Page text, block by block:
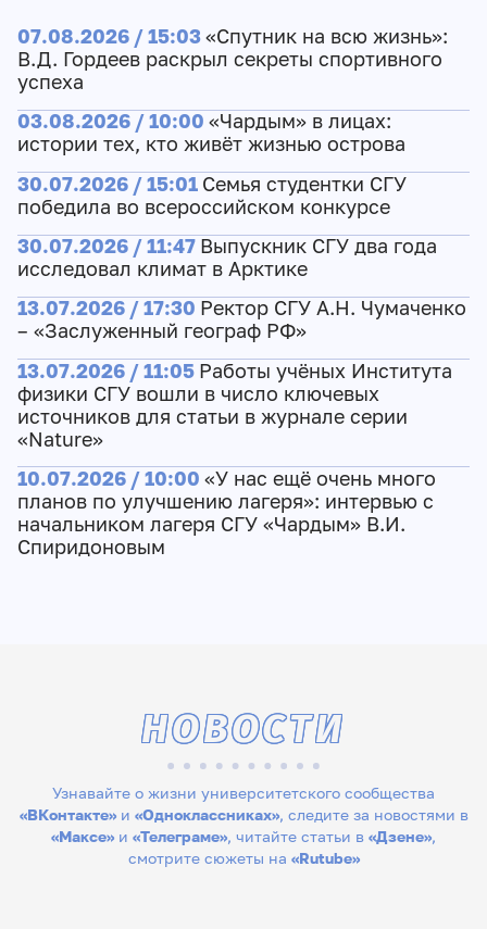
07.08.2026 / 15:03«Спутник на всю жизнь»:
В.Д. Гордеев раскрыл секреты спортивного
успеха
03.08.2026 / 10:00 «Чардым» в лицах:
истории тех, кто живёт жизнью острова
30.07.2026 / 15:01 Семья студентки СГУ
победила во всероссийском конкурсе
30.07.2026 / 11:47 Выпускник СГУ два года
исследовал климат в Арктике
13.07.2026 / 17:30 Ректор СГУ А.Н. Чумаченко
– «Заслуженный географ РФ»
13.07.2026 / 11:05 Работы учёных Института
физики СГУ вошли в число ключевых
источников для статьи в журнале серии
«Nature»
10.07.2026 / 10:00 «У нас ещё очень много
планов по улучшению лагеря»: интервью с
начальником лагеря СГУ «Чардым» В.И.
Спиридоновым
Узнавайте о жизни университетского сообщества
«ВКонтакте»и «Одноклассниках», следите за новостями в
«Максе» и «Телеграме», читайте статьи в «Дзене»,
смотрите сюжеты на «Rutube»
НОВОСТИ